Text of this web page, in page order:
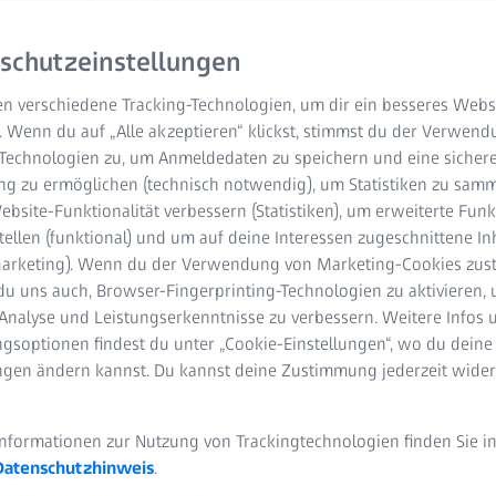
scheinbar Unmögliches möglich zu machen, von der einfachen
zum international anerkannten Technologieunternehmen für
Nobelpreise und EUV-Lithographie: Technische
spiegelt die deutsche Geschichte mit all ihren Höhen
verschiedene Tracking-Technologien, um dir ein besseres
Wenn du auf „Alle akzeptieren“ klickst, stimmst du der
zu, um Anmeldedaten zu speichern und eine sichere
zu ermöglichen (technisch notwendig), um Statistiken zu
Funktionalität verbessern (Statistiken), um erweiterte
(funktional) und um auf deine Interessen zugeschnittene
Wenn du der Verwendung von Marketing-Cookies
uns auch, Browser-Fingerprinting-Technologien zu aktivieren,
und Leistungserkenntnisse zu verbessern. Weitere Infos
findest du unter „Cookie-Einstellungen“, wo du deine
ändern kannst. Du kannst deine Zustimmung jederzeit
zur Nutzung von Trackingtechnologien finden Sie in
.